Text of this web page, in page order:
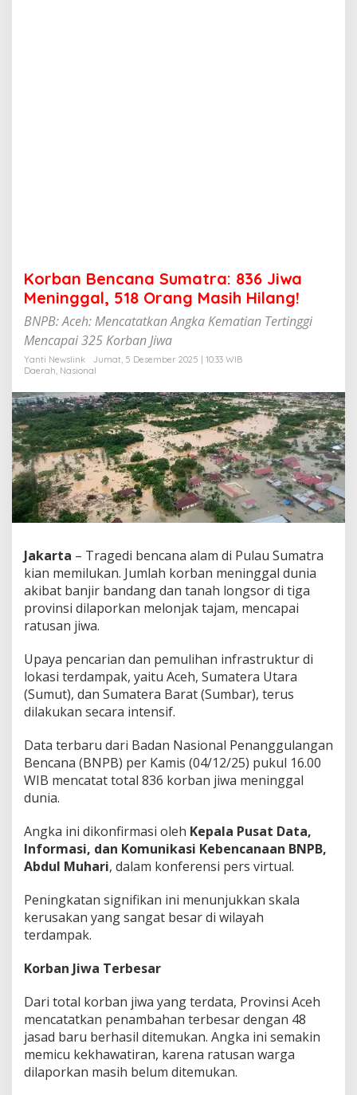
e
n
i
n
g
g
a
,
5
1
8
O
r
a
n
g
M
s
i
h
H
i
g
!
Korban Bencana Sumatra: 836 Jiwa
Meninggal, 518 Orang Masih Hilang!
BNPB: Aceh: Mencatatkan Angka Kematian Tertinggi
Mencapai 325 Korban Jiwa
Yanti Newslink
Jumat, 5 Desember 2025 | 10:33 WIB
Daerah, Nasional
Jakarta – Tragedi bencana alam di Pulau Sumatra
kian memilukan. Jumlah korban meninggal dunia
akibat banjir bandang dan tanah longsor di tiga
provinsi dilaporkan melonjak tajam, mencapai
ratusan jiwa.
Upaya pencarian dan pemulihan infrastruktur di
lokasi terdampak, yaitu Aceh, Sumatera Utara
(Sumut), dan Sumatera Barat (Sumbar), terus
dilakukan secara intensif.
Data terbaru dari Badan Nasional Penanggulangan
Bencana (BNPB) per Kamis (04/12/25) pukul 16.00
WIB mencatat total 836 korban jiwa meninggal
dunia.
Angka ini dikonfirmasi oleh Kepala Pusat Data,
Informasi, dan Komunikasi Kebencanaan BNPB,
Abdul Muhari, dalam konferensi pers virtual.
Peningkatan signifikan ini menunjukkan skala
kerusakan yang sangat besar di wilayah
terdampak.
Korban Jiwa Terbesar
Dari total korban jiwa yang terdata, Provinsi Aceh
mencatatkan penambahan terbesar dengan 48
jasad baru berhasil ditemukan. Angka ini semakin
memicu kekhawatiran, karena ratusan warga
dilaporkan masih belum ditemukan.